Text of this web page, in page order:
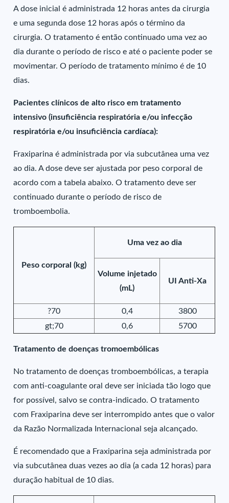
A dose inicial é administrada 12 horas antes da cirurgia
e uma segunda dose 12 horas após o término da
cirurgia. O tratamento é então continuado uma vez ao
dia durante o período de risco e até o paciente poder se
movimentar. O período de tratamento mínimo é de 10
dias.
Pacientes clínicos de alto risco em tratamento
intensivo (insuficiência respiratória e/ou infecção
respiratória e/ou insuficiência cardíaca):
Fraxiparina é administrada por via subcutânea uma vez
ao dia. A dose deve ser ajustada por peso corporal de
acordo com a tabela abaixo. O tratamento deve ser
continuado durante o período de risco de
tromboembolia.
Peso corporal (kg)
Uma vez ao dia
Volume injetado
(mL)
UI Anti-Xa
?70 0,4
3800
gt;70
0,6 5700
Tratamento de doenças tromoembólicas
No tratamento de doenças tromboembólicas, a terapia
com anti-coagulante oral deve ser iniciada tão logo que
for possível, salvo se contra-indicado. O tratamento
com Fraxiparina deve ser interrompido antes que o valor
da Razão Normalizada Internacional seja alcançado.
É recomendado que a Fraxiparina seja administrada por
via subcutânea duas vezes ao dia (a cada 12 horas) para
duração habitual de 10 dias.